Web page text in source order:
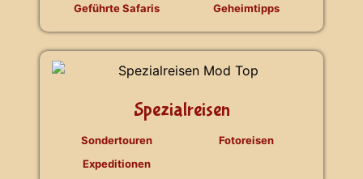
Geführte Safaris
Geheimtipps
Spezialreisen
Sondertouren
Expeditionen
Fotoreisen